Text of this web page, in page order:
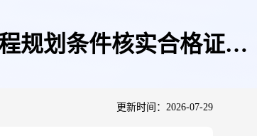
规划条件核实合格证核
更新时间：2026-07-29